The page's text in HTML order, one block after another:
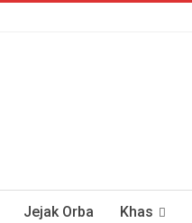
Jejak Orba Khas